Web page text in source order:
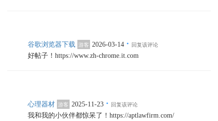
谷歌浏览器下载 游客 2026-03-14 · 回复该评论
好帖子！https://www.zh-chrome.it.com
心理器材 游客 2025-11-23 · 回复该评论
我和我的小伙伴都惊呆了！https://aptlawfirm.com/